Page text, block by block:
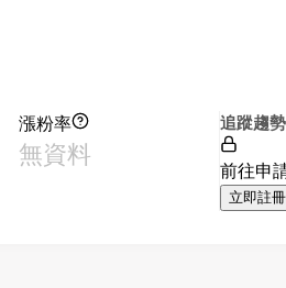
漲粉率
無資料
追蹤趨
前往申
立即註冊